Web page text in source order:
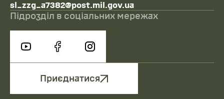
sl_zzg_a7382@post.mil.gov.ua
Підрозділ в соціальних мережах
Приєднатися